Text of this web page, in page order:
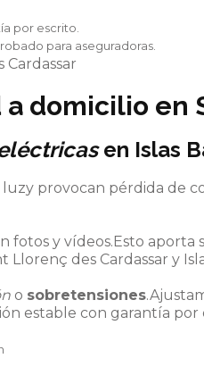
por escrito.
para aseguradoras.
a domicilio en
en Islas
luzy provocan pérdida
y vídeos.Esto
des Cardassar y
o sobretensiones
estable con garantía por